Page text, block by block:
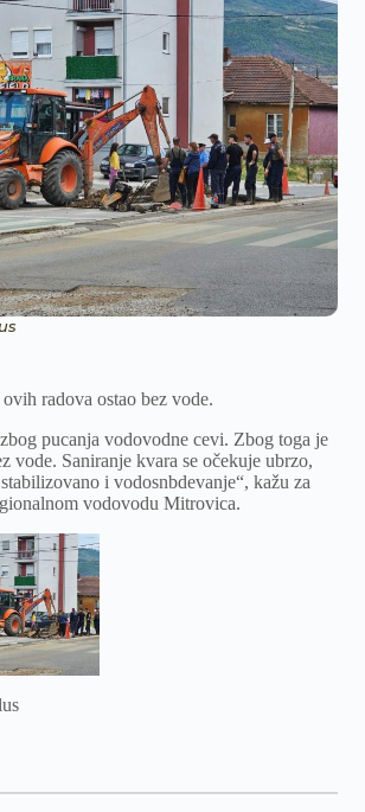
radova ostao bez vode.
pucanja vodovodne cevi. Zbog toga je
vode. Saniranje kvara se očekuje ubrzo,
i vodosnbdevanje“, kažu za
vodovodu Mitrovica.